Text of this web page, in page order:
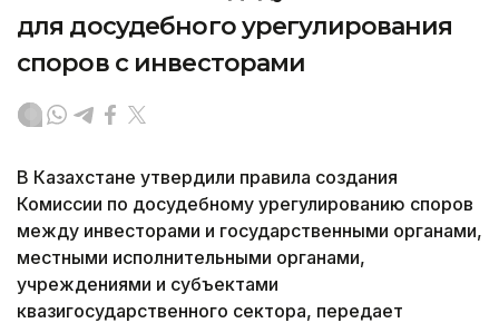
для досудебного урегулирования
споров с инвесторами
В Казахстане утвердили правила создания
Комиссии по досудебному урегулированию споров
между инвесторами и государственными органами,
местными исполнительными органами,
учреждениями и субъектами
квазигосударственного сектора, передает